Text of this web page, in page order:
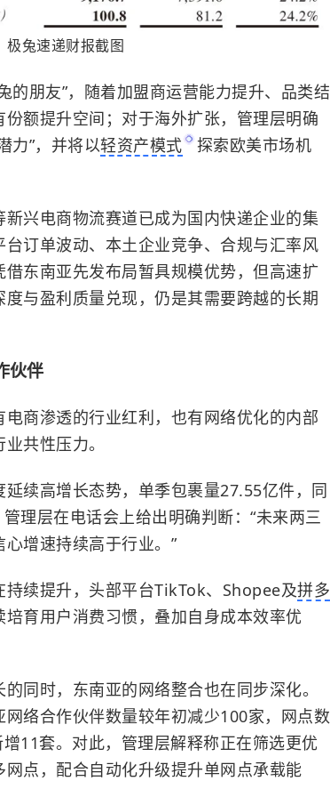
极兔速递财报截图
的朋友”，随着加盟商运营能力提升、品类结
额提升空间；对于海外扩张，管理层明确
力”，并将以轻资产模式
探索欧美市场机
兴电商物流赛道已成为国内快递企业的集
订单波动、本土企业竞争、合规与汇率风
东南亚先发布局暂具规模优势，但高速扩
与盈利质量兑现，仍是其需要跨越的长期
伙伴
商渗透的行业红利，也有网络优化的内部
共性压力。
续高增长态势，单季包裹量27.55亿件，同
理层在电话会上给出明确判断：“未来两三
增速持续高于行业。”
续提升，头部平台TikTok、Shopee及拼多
育用户消费习惯，叠加自身成本效率优
同时，东南亚的网络整合也在同步深化。
络合作伙伴数量较年初减少100家，网点数
11套。对此，管理层解释称正在筛选更优
点，配合自动化升级提升单网点承载能